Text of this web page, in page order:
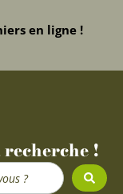
en ligne !
!